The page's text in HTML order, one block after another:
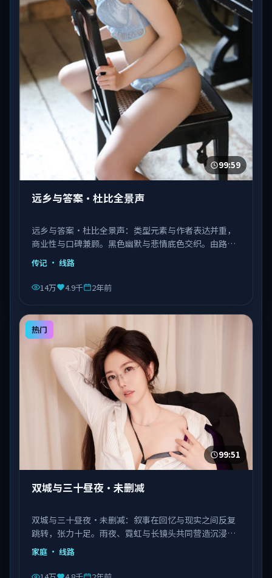
99:59
远乡与答案·杜比全景声
远乡与答案·杜比全景声：类型元素与作者表达并重，
商业性与口碑兼顾。黑色幽默与悲情底色交织。由路阳
执导，张译、肖战、杨紫琼等主演，中国香港出品，类
型为传记。
传记 · 线路
14万 4.9千 2年前
热门
99:51
双城与三十昼夜·未删减
双城与三十昼夜·未删减：叙事在回忆与现实之间反复
跳转，张力十足。雨夜、霓虹与长镜头共同营造沉浸氛
围。由陈凯歌执导，佟丽娅、马丽、瑛太等主演，韩国
出品，类型为家庭。
家庭 · 线路